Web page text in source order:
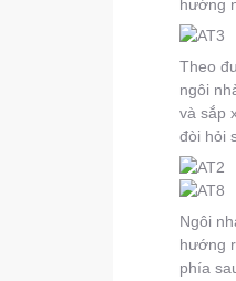
hướng
Theo
ngôi
và sắp
đòi hỏi
Ngôi
hướng
phía